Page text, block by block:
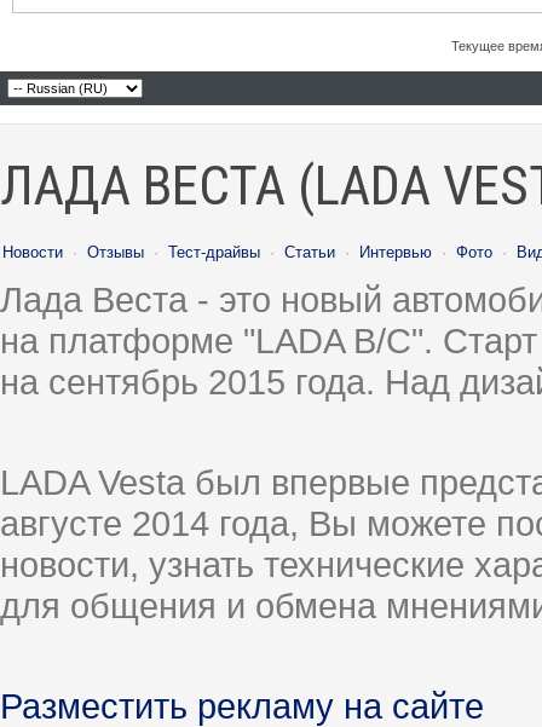
Текущее
ЛАДА ВЕСТА (LADA
Новости · Отзывы · Тест-драйвы · Статьи · Интервью · Фото ·
Лада Веста - это новый
на платформе "LADA B/C".
на сентябрь 2015 года. Над
LADA Vesta был впервые
августе 2014 года, Вы можете
новости, узнать технические
для общения и обмена
Разместить рекламу на сайте